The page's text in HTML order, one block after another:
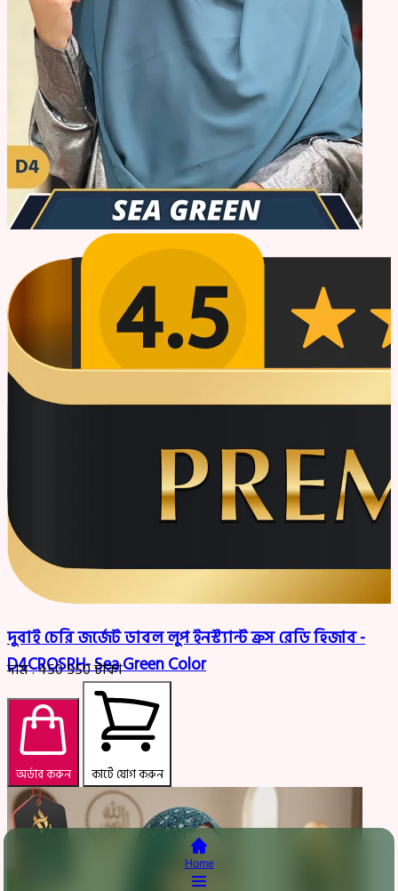
দুবাই চেরি জর্জেট ডাবল লুপ ইনস্ট্যান্ট ক্রস রেডি হিজাব -
D4CROSRH- Sea Green Color
দাম :450550টাকা
অর্ডার করুন কার্টে যোগ করুন
Home